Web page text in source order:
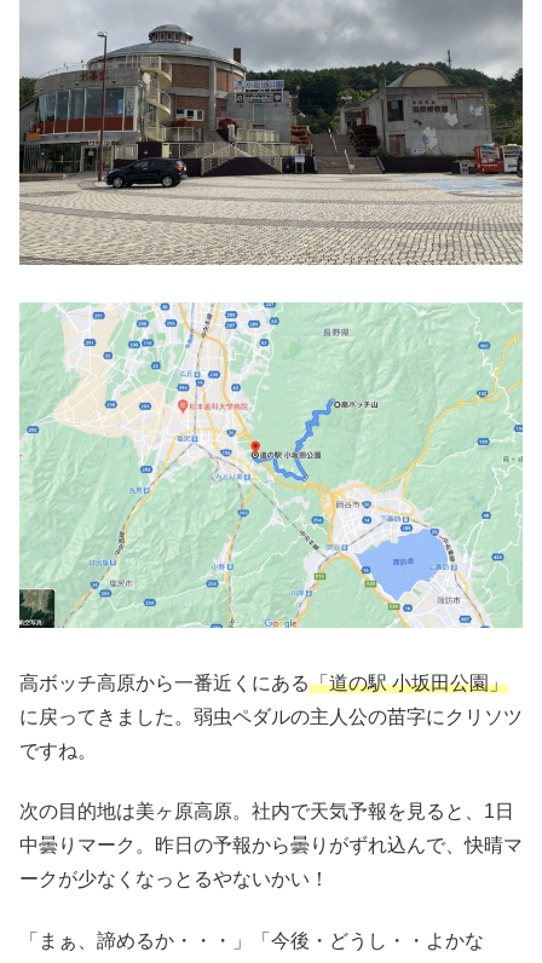
高ボッチ高原から一番近くにある「道の駅 小坂田公園」
に戻ってきました。弱虫ペダルの主人公の苗字にクリソツ
ですね。
次の目的地は美ヶ原高原。社内で天気予報を見ると、1日
中曇りマーク。昨日の予報から曇りがずれ込んで、快晴マ
ークが少なくなっとるやないかい！
「まぁ、諦めるか・・・」「今後・どうし・・よかな